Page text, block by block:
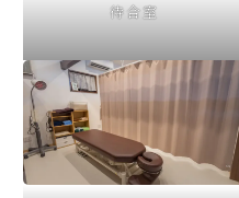
待合室